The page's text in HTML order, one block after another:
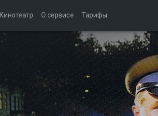
Кинотеатр О сервисе Тарифы